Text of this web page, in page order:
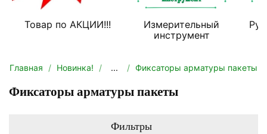
Товар по АКЦИИ!!!
Измерительный
инструмент
Главная Новинка! ... Фиксаторы арматуры пакеты
Фиксаторы арматуры пакеты
Фильтры